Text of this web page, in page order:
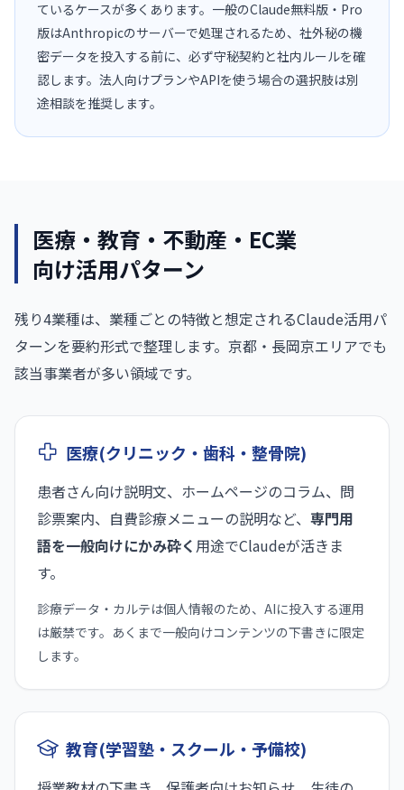
ているケースが多くあります。一般のClaude無料版・Pro
版はAnthropicのサーバーで処理されるため、社外秘の機
密データを投入する前に、必ず守秘契約と社内ルールを確
認します。法人向けプランやAPIを使う場合の選択肢は別
途相談を推奨します。
医療・教育・不動産・EC業
向け活用パターン
残り4業種は、業種ごとの特徴と想定されるClaude活用パ
ターンを要約形式で整理します。京都・長岡京エリアでも
該当事業者が多い領域です。
医療(クリニック・歯科・整骨院)
患者さん向け説明文、ホームページのコラム、問
診票案内、自費診療メニューの説明など、 専門用
語を一般向けにかみ砕く 用途でClaudeが活きま
す。
診療データ・カルテは個人情報のため、AIに投入する運用
は厳禁です。あくまで一般向けコンテンツの下書きに限定
します。
教育(学習塾・スクール・予備校)